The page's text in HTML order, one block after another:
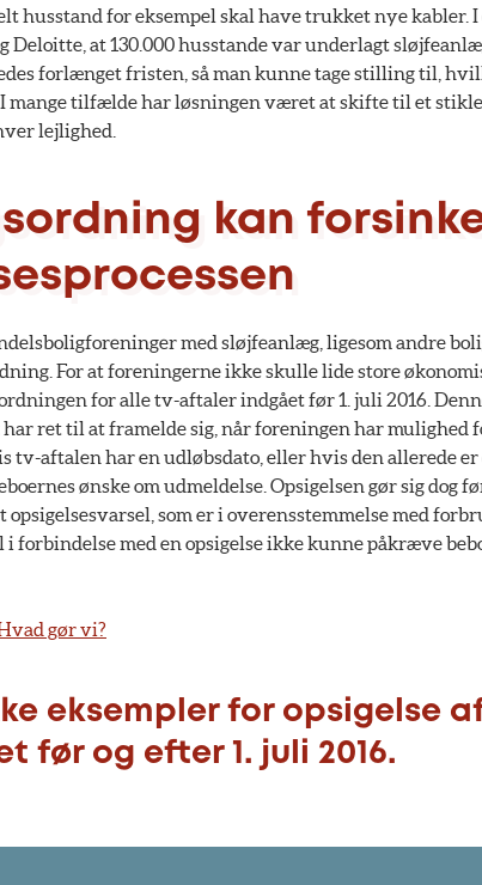
husstand for eksempel skal have trukket nye kabler.
Deloitte, at 130.000 husstande var underlagt
forlænget fristen, så man kunne tage stilling til,
mange tilfælde har løsningen været at skifte til et
lejlighed.
kan
med sløjfeanlæg, ligesom andre
For at foreningerne ikke skulle lide store
for alle tv-aftaler indgået før 1. juli 2016.
ret til at framelde sig, når foreningen har mulighed
aftalen har en udløbsdato, eller hvis den allerede er
ønske om udmeldelse. Opsigelsen gør sig dog
opsigelsesvarsel, som er i overensstemmelse med
forbindelse med en opsigelse ikke kunne påkræve
gør vi?
eksempler for opsigelse
før og efter 1. juli 2016.